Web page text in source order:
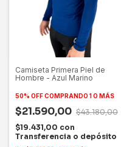
Camiseta Primera Piel de
Hombre - Azul Marino
50% OFFCOMPRANDO 1 O MÁS
$21.590,00 $43.180,00
$19.431,00 con
Transferencia o depósito